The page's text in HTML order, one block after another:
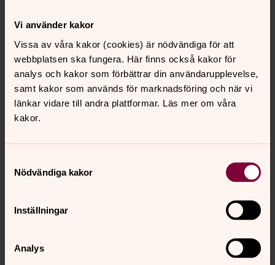
Vi använder kakor
Vissa av våra kakor (cookies) är nödvändiga för att
webbplatsen ska fungera. Här finns också kakor för
analys och kakor som förbättrar din användarupplevelse,
samt kakor som används för marknadsföring och när vi
länkar vidare till andra plattformar. Läs mer om våra
kakor.
Nödvändiga kakor
Inställningar
Analys
Mikael Holmlund.
Mikael Holmlund
Musiker, Sankt Pauli församling, Örgryte pastorat